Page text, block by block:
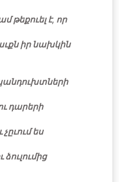
թեքուել է, որ
իր նախկին
դարերի
ես